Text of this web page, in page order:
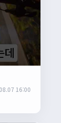
16:00